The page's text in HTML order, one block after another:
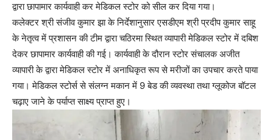
द्वारा छापामार कार्यवाही कर मेडिकल स्टोर को सील कर दिया गया।
कलेक्टर श्री संजीव कुमार झा के निर्देशानुसार एसडीएम श्री प्रदीप कुमार साहू
के नेतृत्व में प्रशासन की टीम द्वारा चठिरमा स्थित व्यापारी मेडिकल स्टोर में दबिश
देकर छापामार कार्यवाही की गई। कार्यवाही के दौरान स्टोर संचालक अजीत
व्यापारी के द्वारा मेडिकल स्टोर में अनाधिकृत रूप से मरीजों का उपचार करते पाया
गया। मेडिकल स्टोर्स से संलग्न मकान में 9 बेड की व्यवस्था तथा ग्लूकोज बॉटल
चढ़ाए जाने के पर्याप्त साक्ष्य प्राप्त हुए।